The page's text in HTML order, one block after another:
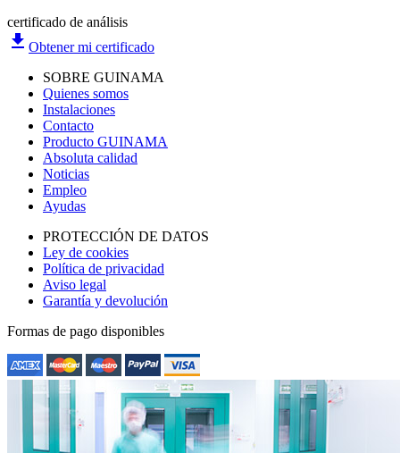
certificado de análisis
file_download Obtener mi certificado
SOBRE GUINAMA
Quienes somos
Instalaciones
Contacto
Producto GUINAMA
Absoluta calidad
Noticias
Empleo
Ayudas
PROTECCIÓN DE DATOS
Ley de cookies
Política de privacidad
Aviso legal
Garantía y devolución
Formas de pago disponibles